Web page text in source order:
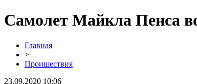
Самолет Майкла Пенса
Главная
>
Проишествия
23.09.2020 10:06